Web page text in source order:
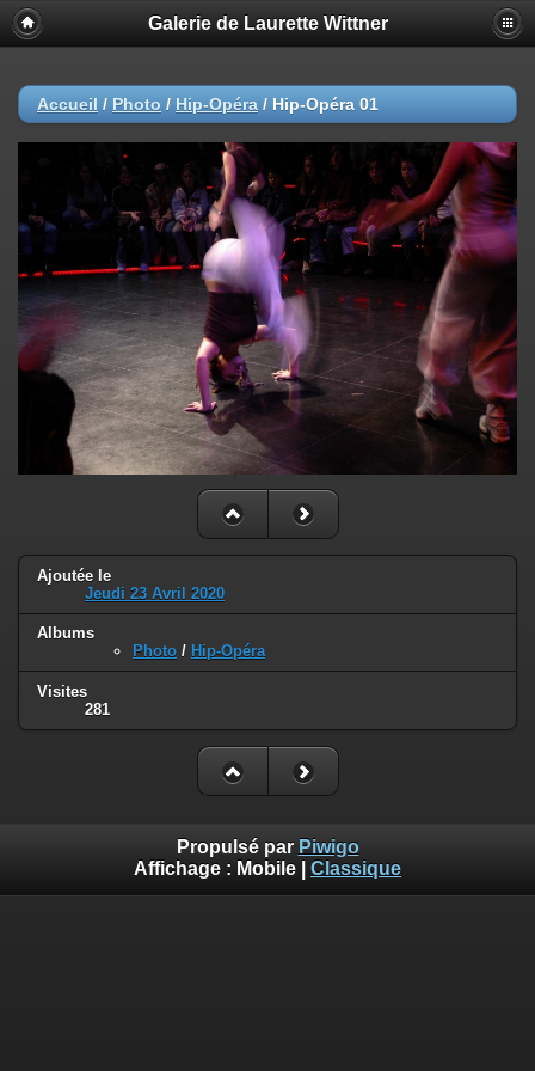
Galerie de Laurette Wittner
Accueil / Photo / Hip-Opéra / Hip-Opéra 01
Ajoutée le
Jeudi 23 Avril 2020
Albums
Photo / Hip-Opéra
Visites
281
Propulsé par Piwigo
Affichage : Mobile Classique